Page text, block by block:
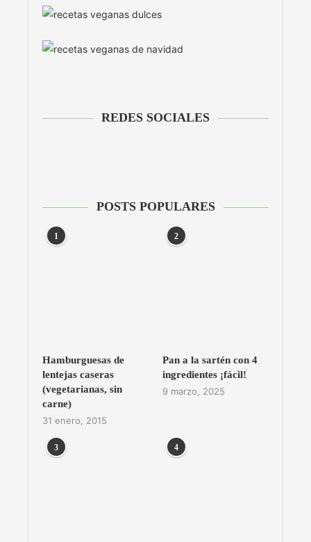
REDES SOCIALES
POSTS POPULARES
1
Hamburguesas de
lentejas caseras
(vegetarianas, sin
carne)
31 enero, 2015
2
Pan a la sartén con 4
ingredientes ¡fácil!
9 marzo, 2025
3 4